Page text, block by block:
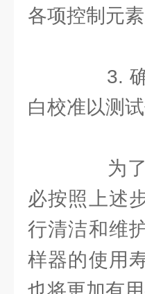
各项控制元
3. 确
白校准以测
为了
必按照上述
行清洁和维
样器的使用